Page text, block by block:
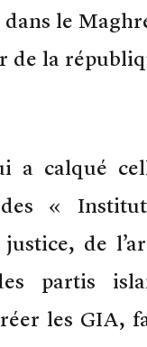
le
de la
a calqué
des «
de
partis
les GIA,